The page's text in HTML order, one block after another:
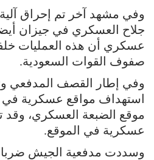
وفي مشهد آخر تم إحراق
جلاح العسكري في جيزان
عسكري أن هذه العمليات
صفوف القوات السعودية.
وفي إطار القصف المدفعي
استهداف مواقع عسكرية
موقع الضبعة العسكري، وقد
عسكرية في الموقع.
وسددت مدفعية الجيش